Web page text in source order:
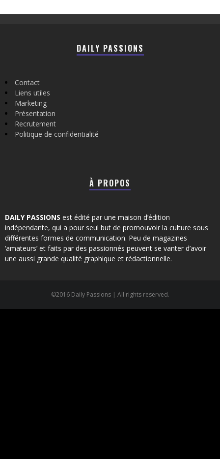
DAILY PASSIONS
Contact
Liens utiles
Marketing
Présentation
Recrutement
Politique de confidentialité
À PROPOS
DAILY PASSIONS est édité par une maison d’édition
indépendante, qui a pour seul but de promouvoir la culture sous
différentes formes de communication. Peu de magazines
‘amateurs’ et faits par des passionnés peuvent se vanter d’avoir
une aussi grande qualité graphique et rédactionnelle.
©2016 Daily Passions | All rights reserved.